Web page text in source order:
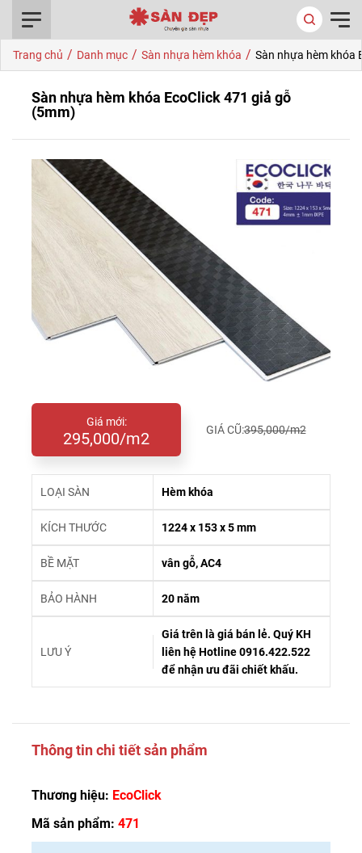
Trang chủ / Danh mục / Sàn nhựa hèm khóa / Sàn nhựa hèm khóa
Sàn nhựa hèm khóa EcoClick 471 giả gỗ
(5mm)
Giá mới:
295,000/m2 GIÁ CŨ:395,000/m2
LOẠI SÀN Hèm khóa
KÍCH THƯỚC 1224 x 153 x 5 mm
BỀ MẶT vân gỗ, AC4
BẢO HÀNH 20 năm
LƯU Ý
Giá trên là giá bán lẻ. Quý KH
liên hệ Hotline 0916.422.522
để nhận ưu đãi chiết khấu.
Thông tin chi tiết sản phẩm
Thương hiệu: EcoClick
Mã sản phẩm: 471